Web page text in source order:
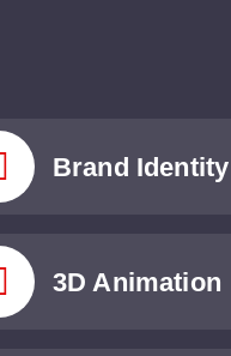
Brand Identity
3D Animation